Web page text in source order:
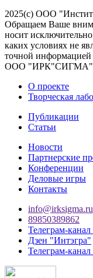
2025(с) ООО
Обращаем Ваше
носит
каких условиях не
точной информацией
ООО "ИРК"СИГМА"
О проекте
Творческая
Публикации
Статьи
Новости
Партнерские
Конференции
Деловые игры
Контакты
info@irksigma.ru
89850389862
Телеграм-
Дзен "Интэгра"
Телеграм-